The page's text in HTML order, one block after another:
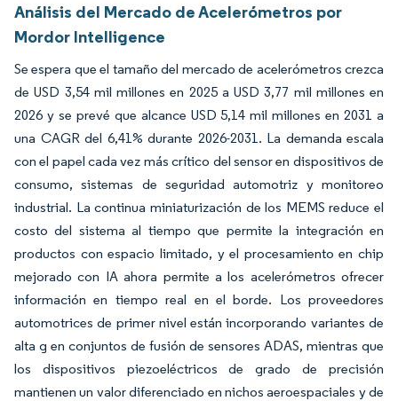
Análisis del Mercado de Acelerómetros por
Mordor Intelligence
Se espera que el tamaño del mercado de acelerómetros crezca
de USD 3,54 mil millones en 2025 a USD 3,77 mil millones en
2026 y se prevé que alcance USD 5,14 mil millones en 2031 a
una CAGR del 6,41% durante 2026-2031. La demanda escala
con el papel cada vez más crítico del sensor en dispositivos de
consumo, sistemas de seguridad automotriz y monitoreo
industrial. La continua miniaturización de los MEMS reduce el
costo del sistema al tiempo que permite la integración en
productos con espacio limitado, y el procesamiento en chip
mejorado con IA ahora permite a los acelerómetros ofrecer
información en tiempo real en el borde. Los proveedores
automotrices de primer nivel están incorporando variantes de
alta g en conjuntos de fusión de sensores ADAS, mientras que
los dispositivos piezoeléctricos de grado de precisión
mantienen un valor diferenciado en nichos aeroespaciales y de